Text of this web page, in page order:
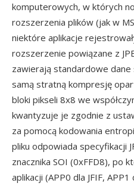
komputerowych, w których
rozszerzenia plików (jak w
niektóre aplikacje
rozszerzenie powiązane z
zawierają standardowe dane
samą stratną kompresję
bloki pikseli 8x8 we
kwantyzuje je zgodnie z
za pomocą kodowania
pliku odpowiada specyfikacji
znacznika SOI (0xFFD8), po
aplikacji (APP0 dla JFIF,